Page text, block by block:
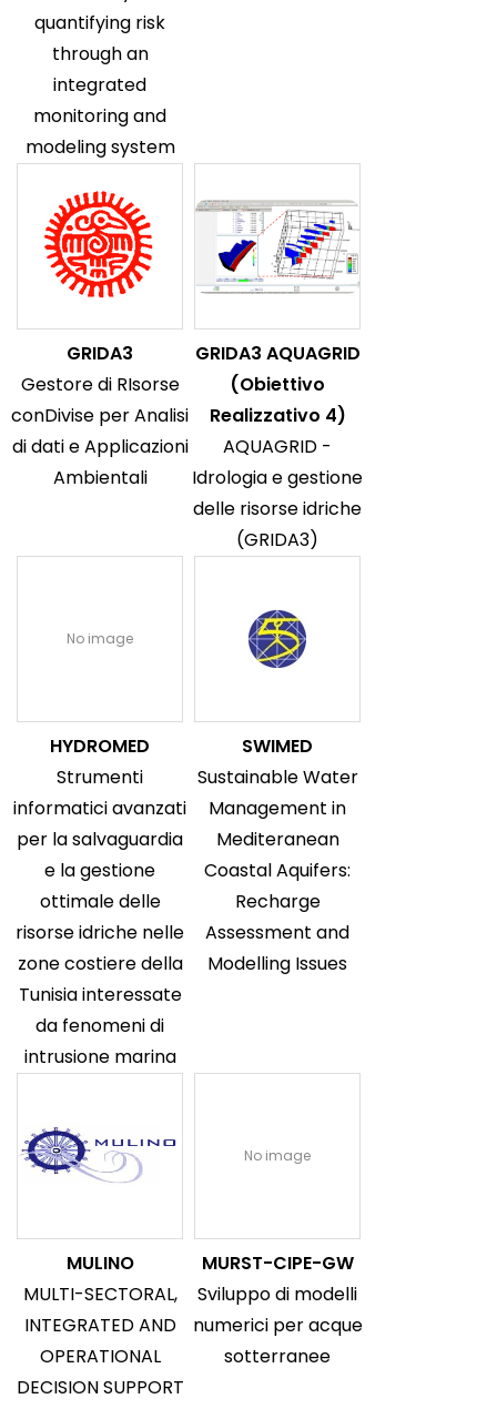
quantifying risk
through an
integrated
monitoring and
modeling system
GRIDA3
Gestore di RIsorse
conDivise per Analisi
di dati e Applicazioni
Ambientali
GRIDA3 AQUAGRID
(Obiettivo
Realizzativo 4)
AQUAGRID -
Idrologia e gestione
delle risorse idriche
(GRIDA3)
No image
HYDROMED
Strumenti
informatici avanzati
per la salvaguardia
e la gestione
ottimale delle
risorse idriche nelle
zone costiere della
Tunisia interessate
da fenomeni di
intrusione marina
SWIMED
Sustainable Water
Management in
Mediteranean
Coastal Aquifers:
Recharge
Assessment and
Modelling Issues
MULINO
MULTI-SECTORAL,
INTEGRATED AND
OPERATIONAL
DECISION SUPPORT
No image
MURST-CIPE-GW
Sviluppo di modelli
numerici per acque
sotterranee